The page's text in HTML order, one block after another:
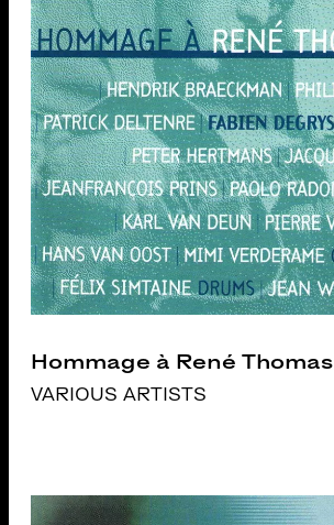
Hommage à René Thomas
VARIOUS ARTISTS